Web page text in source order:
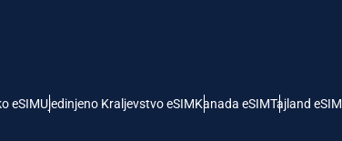
eSIMUjedinjeno Kraljevstvo eSIMKanada eSIMTajland eSIM